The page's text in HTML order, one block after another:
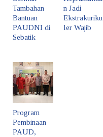
Tambahan
Bantuan
PAUDNI di
Sebatik
n Jadi
Ekstrakuriku
ler Wajib
Program
Pembinaan
PAUD,